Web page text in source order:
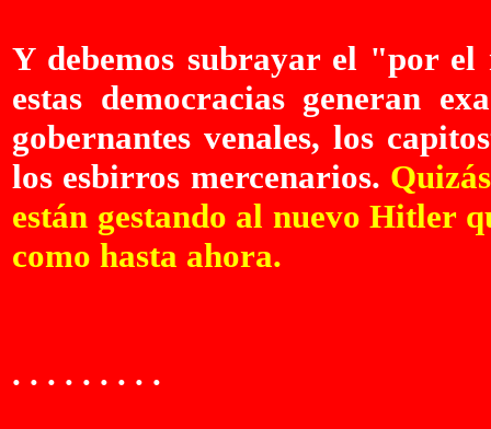
Y debemos subrayar el "por
estas democracias generan
gobernantes venales, los
los esbirros mercenarios.
están gestando al nuevo Hitler
como hasta ahora.
. . . . . . . . .